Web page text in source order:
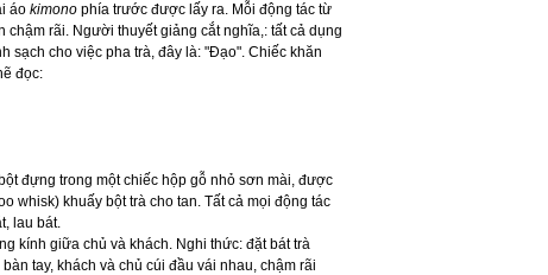
áo kimono phía trước được lấy ra. Mỗi động tác từ
rãi. Người thuyết giảng cắt nghĩa,: tất cả dụng
sạch cho việc pha trà, đây là: "Đạo". Chiếc khăn
đọc:
đựng trong một chiếc hộp gỗ nhỏ sơn mài, được
whisk) khuấy bột trà cho tan. Tất cả mọi động tác
lau bát.
kính giữa chủ và khách. Nghi thức: đặt bát trà
tay, khách và chủ cúi đầu vái nhau, chậm rãi